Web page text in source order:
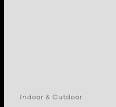
Indoor & Outdoor